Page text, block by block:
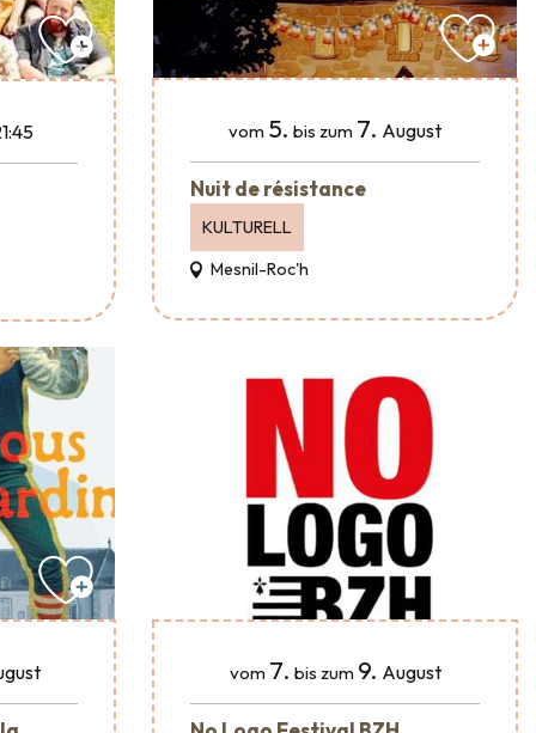
vom 5. bis zum 7. August
Nuit de résistance
KULTURELL
Mesnil-Roc'h
vom 7. bis zum 9. August